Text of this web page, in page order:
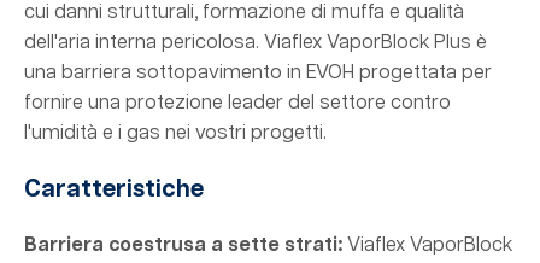
cui danni strutturali, formazione di muffa e qualità
dell'aria interna pericolosa. Viaflex VaporBlock Plus è
una barriera sottopavimento in EVOH progettata per
fornire una protezione leader del settore contro
l'umidità e i gas nei vostri progetti.
Caratteristiche
Barriera coestrusa a sette strati: Viaflex VaporBlock